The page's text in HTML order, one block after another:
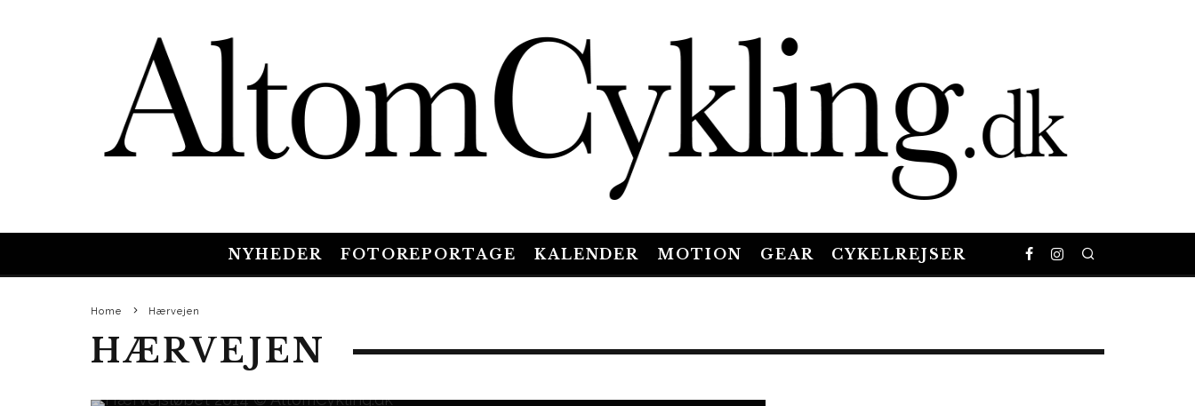
NYHEDER FOTOREPORTAGE KALENDER MOTION GEAR CYKELREJSER
Home Hærvejen
HÆRVEJEN